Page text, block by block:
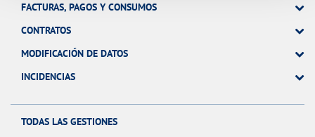
FACTURAS, PAGOS Y CONSUMOS
CONTRATOS
MODIFICACIÓN DE DATOS
INCIDENCIAS
TODAS LAS GESTIONES